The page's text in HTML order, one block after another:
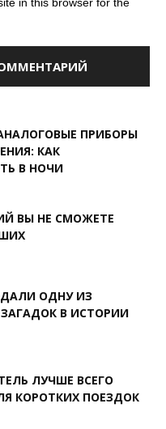
ПРИБОРЫ
КАК
В НОЧИ
ВЫ НЕ СМОЖЕТЕ
ОДНУ ИЗ
В ИСТОРИИ
ЛУЧШЕ ВСЕГО
КОРОТКИХ ПОЕЗДОК